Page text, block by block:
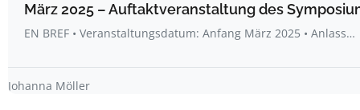
März 2025 – Auftaktveranstaltung des
EN BREF • Veranstaltungsdatum: Anfang März 2025 • Anlass…
Johanna Möller